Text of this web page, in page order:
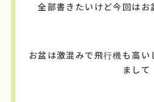
全部書きたいけど今回はお
お盆は激混みで飛行機も高い
まして